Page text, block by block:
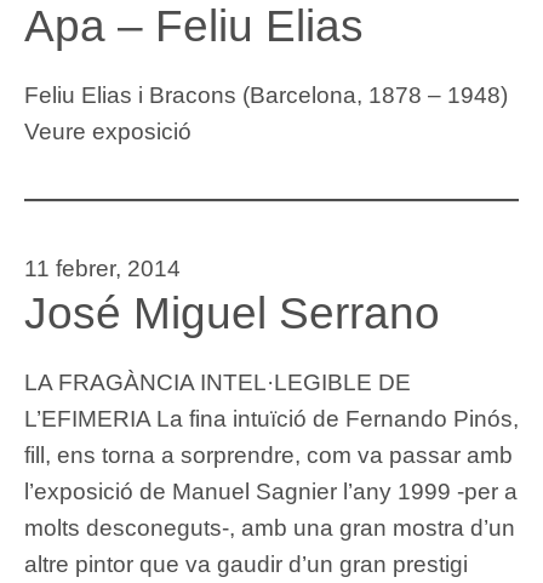
Apa – Feliu Elias
Feliu Elias i Bracons (Barcelona, 1878 – 1948)
Veure exposició
11 febrer, 2014
José Miguel Serrano
LA FRAGÀNCIA INTEL·LEGIBLE DE
L’EFIMERIA La fina intuïció de Fernando Pinós,
fill, ens torna a sorprendre, com va passar amb
l’exposició de Manuel Sagnier l’any 1999 -per a
molts desconeguts-, amb una gran mostra d’un
altre pintor que va gaudir d’un gran prestigi